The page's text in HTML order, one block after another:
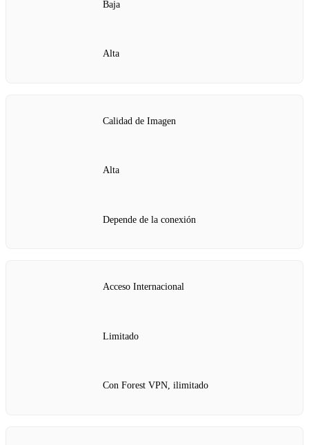
Baja
Alta
Calidad de Imagen
Alta
Depende de la conexión
Acceso Internacional
Limitado
Con Forest VPN, ilimitado